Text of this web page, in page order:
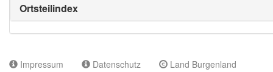
Ortsteilindex
Impressum Datenschutz Land Burgenland